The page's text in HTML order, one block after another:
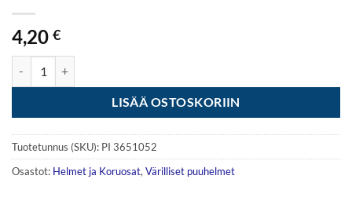
4,20 €
LISÄÄ OSTOSKORIIN
Tuotetunnus (SKU): PI 3651052
Osastot: Helmet ja Koruosat, Värilliset puuhelmet